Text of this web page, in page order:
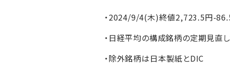
・2024/9/4(木)終値2,723.5円-
・日経平均の構成銘柄の定期見直
・除外銘柄は日本製紙とDIC